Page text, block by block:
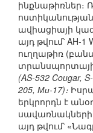
ինքնաթիռներ։
ավիացիայի
այդ թվում՝ AH-
ուղղաթիռ
(AS-532 Cougar,
205, Ми-17)։
երկրորդն է
սավառնակների
այդ թվում՝